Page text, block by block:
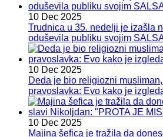
10 Dec 2025
Trudnica u 35. nedelji je izašla
oduševila publiku svojim
10 Dec 2025
Deda je bio religiozni
pravoslavka: Evo kako je
10 Dec 2025
Majina šefica je tražila da